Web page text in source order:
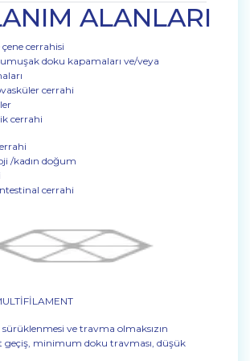
ALANLARI
çene cerrahisi
doku kapamaları ve/veya
cerrahi
cerrahi
/kadın doğum
cerrahi
sürüklenmesi ve travma olmaksızın
geçiş, minimum doku travması, düşük